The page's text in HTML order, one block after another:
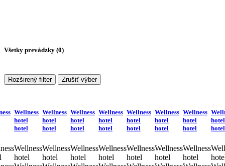
Všetky prevádzky (0)
Rozširený filter Zrušiť výber
Wellness
hotel
hotel
Wellness
hotel
Wellness
hotel
hotel
Wellness
hotel
Wellness
hotel
hotel
Wellness
hotel
Wellness
hotel
hotel
Wellness
hotel
Wellness
hotel
hotel
Wellness
hotel
Wellness
hotel
hotel
Wellness
hotel
Wellness
hotel
hotel
Wellness
hotel
hotel
hotel